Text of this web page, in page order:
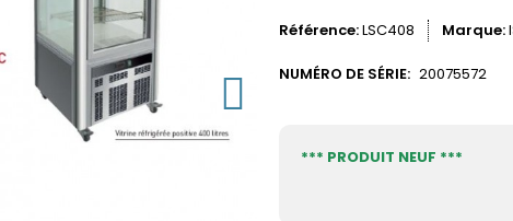
Référence LSC408 Marque
NUMÉRO DE SÉRIE: 20075572
*** PRODUIT NEUF ***